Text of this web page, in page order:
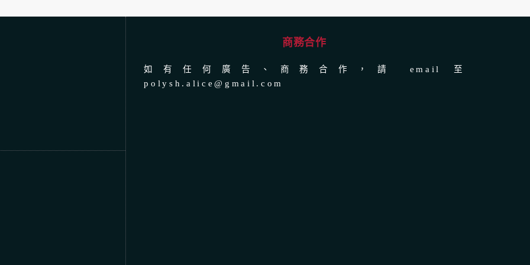
商務合作
如有任何廣告、商務合作，請 email 至
polysh.alice@gmail.com